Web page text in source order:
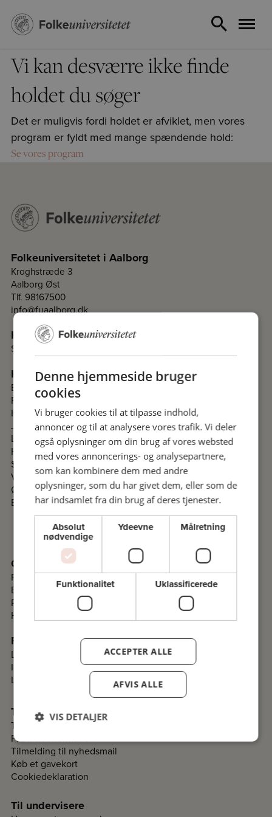
Vi kan desværre ikke finde
holdet du søger
Det er muligvis fordi holdet er afviklet, men vores
program er fyldt med mange spændende hold:
Se vores program
Folkeuniversitetet i Aalborg
Kroghstræde 3
Aalborg Øst
Tlf. 98167500
info@fuaalborg.dk
Kontakt
Sekretariat
Kontakt komiteer i Nordjylland
Brønderslev
Frederikshavn
Hjørring
Jammerbugt
Læsø
Hobro- og Mariagerfjord
Skagen
Vesthimmerland
Østhimmerland
Bornholm
Om Folkeuniversitetet
Fakta
Bestyrelse
Programråd
Historie
Folkeuniversitetskomitéer
Lav en komité i dit lokalområde
Information til komiteer
Login til komitéer
Til deltagere
Tilmelding og betaling
Praktisk information
Tilmelding til nyhedsmail
Køb et gavekort
Cookiedeklaration
Til undervisere
Denne hjemmeside bruger
cookies
Vi bruger cookies til at tilpasse indhold,
annoncer og til at analysere vores trafik. Vi deler
også oplysninger om din brug af vores websted
med vores annoncerings- og analysepartnere,
som kan kombinere dem med andre
oplysninger, som du har givet dem, eller som de
har indsamlet fra din brug af deres tjenester.
Absolut
nødvendige
Ydeevne Målretning
Funktionalitet Uklassificerede
ACCEPTER ALLE
AFVIS ALLE
VIS DETALJER